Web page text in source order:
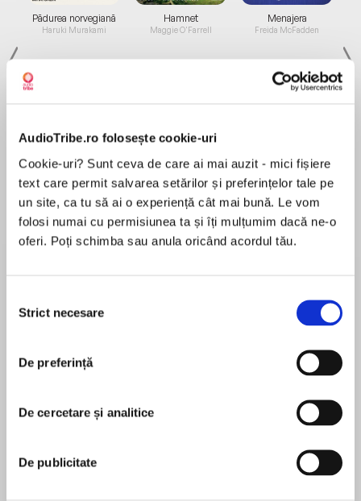
AudioTribe.ro folosește cookie-uri
Cookie-uri? Sunt ceva de care ai mai auzit - mici fișiere
text care permit salvarea setărilor și preferințelor tale pe
un site, ca tu să ai o experiență cât mai bună. Le vom
folosi numai cu permisiunea ta și îți mulțumim dacă ne-o
oferi. Poți schimba sau anula oricând acordul tău.
consimțământului
Strict necesare
De preferință
De cercetare și analitice
De publicitate
Pădurea norvegiană
Haruki Murakami
Elita de Argint (Elita
Hamnet
Maggie O'Farrell
Diavolul se îmbracă de
la...
Lauren Weisberger
Menajera
Freida McFadden
Migdală
Sohn Won-pyung
amintiri și lămuriri pe care Jung i le-a împărtășit
Amintiri, vise, reflecții. Aceste dezvăluiri inedite
oferă un caleidoscop tematic grăitor pentru
relația lui cu Toni Wolff și de la întâlnirea cu
analistul elvețian se raporta la viața de dincolo,
la imaginile onirice, la Dumnezeu sau la pacienții
În acest moment nu există recenzii